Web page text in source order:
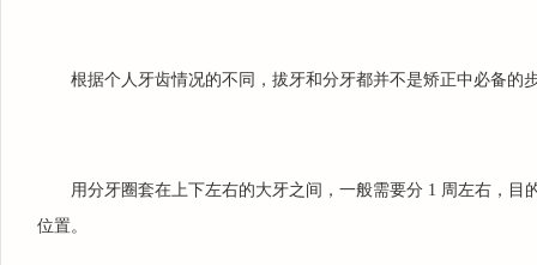
根据个人牙齿情况的不同，拔牙和分牙都并不是矫正中必备的
用分牙圈套在上下左右的大牙之间，一般需要分 1 周左右，
位置。